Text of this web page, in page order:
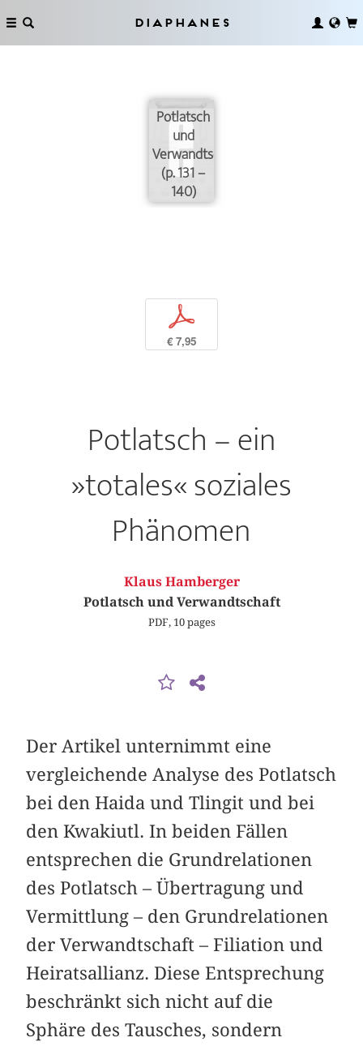
Diaphanes
Potlatsch
und
Verwandtschaft
(p. 131 –
140)
p
€ 7,95
Potlatsch – ein
»totales« soziales
Phänomen
Klaus Hamberger
Potlatsch und Verwandtschaft
PDF, 10 pages
Der Artikel unternimmt eine
vergleichende Analyse des Potlatsch
bei den Haida und Tlingit und bei
den Kwakiutl. In beiden Fällen
entsprechen die Grundrelationen
des Potlatsch – Übertragung und
Vermittlung – den Grundrelationen
der Verwandtschaft – Filiation und
Heiratsallianz. Diese Entsprechung
beschränkt sich nicht auf die
Sphäre des Tausches, sondern